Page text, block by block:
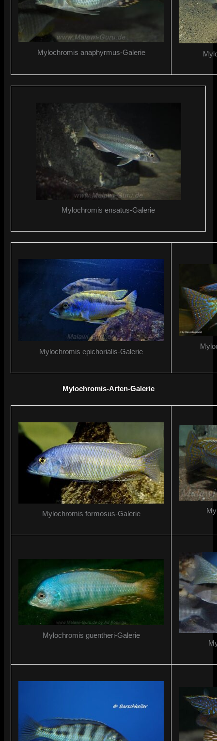
Mylochromis anaphyrmus-Galerie
Mylochromis ensatus-Galerie
Mylochromis epichorialis-Galerie
Mylochromis-Arten-Galerie
Mylochromis formosus-Galerie
Mylochromis guentheri-Galerie